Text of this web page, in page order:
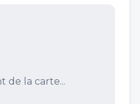
de la carte...